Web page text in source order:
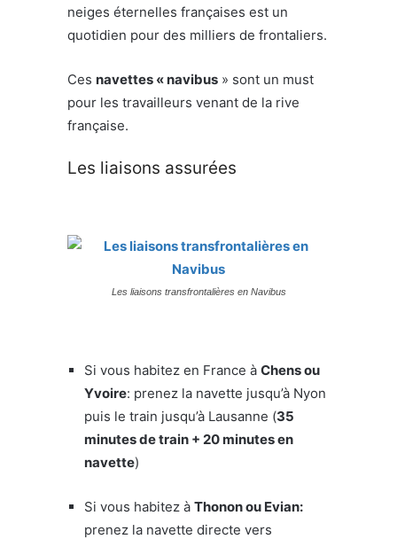
neiges éternelles françaises est un
quotidien pour des milliers de frontaliers.
Ces navettes « navibus » sont un must
pour les travailleurs venant de la rive
française.
Les liaisons assurées
Les liaisons transfrontalières en Navibus
Si vous habitez en France à Chens ou
Yvoire: prenez la navette jusqu’à Nyon
puis le train jusqu’à Lausanne (35
minutes de train + 20 minutes en
navette)
Si vous habitez à Thonon ou Evian:
prenez la navette directe vers